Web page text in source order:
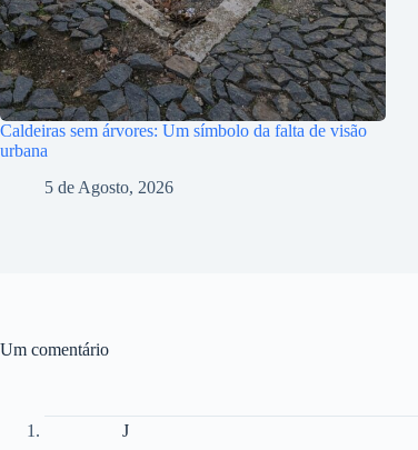
Caldeiras sem árvores: Um símbolo da falta de visão
urbana
5 de Agosto, 2026
Um comentário
J